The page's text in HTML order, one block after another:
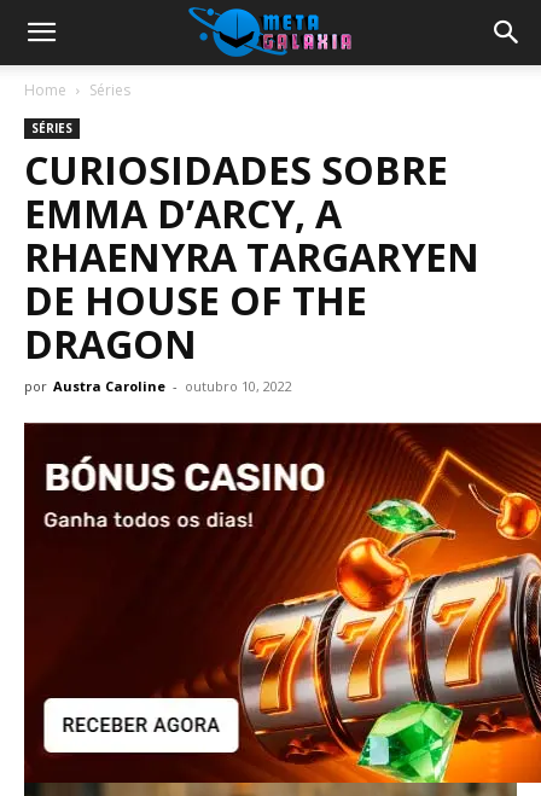
Home Séries
SÉRIES
CURIOSIDADES SOBRE
EMMA D’ARCY, A
RHAENYRA TARGARYEN
DE HOUSE OF THE
DRAGON
por Austra Caroline - outubro 10, 2022